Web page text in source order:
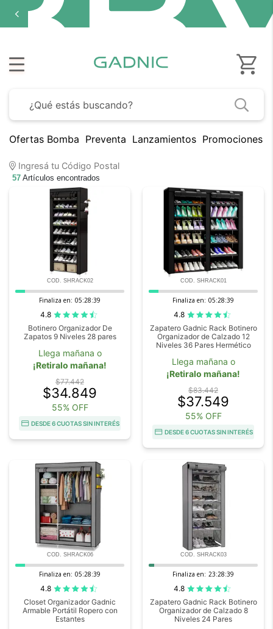
Ofertas Bomba Preventa Lanzamientos Promociones
Ingresá tu Código Postal
57 Artículos encontrados
COD. SHRACK02
Finaliza en: 05:28:38
4.8
Botinero Organizador De
Zapatos 9 Niveles 28 pares
Llega mañana o
¡Retiralo mañana!
$77.442
$34.849
55% OFF
DESDE 6 CUOTAS SIN INTERÉS
COD. SHRACK01
Finaliza en: 05:28:38
4.8
Zapatero Gadnic Rack Botinero
Organizador de Calzado 12
Niveles 36 Pares Hermético
Llega mañana o
¡Retiralo mañana!
$83.442
$37.549
55% OFF
DESDE 6 CUOTAS SIN INTERÉS
COD. SHRACK06
Finaliza en: 05:28:38
4.8
Closet Organizador Gadnic
Armable Portátil Ropero con
Estantes
COD. SHRACK03
Finaliza en: 23:28:38
4.8
Zapatero Gadnic Rack Botinero
Organizador de Calzado 8
Niveles 24 Pares